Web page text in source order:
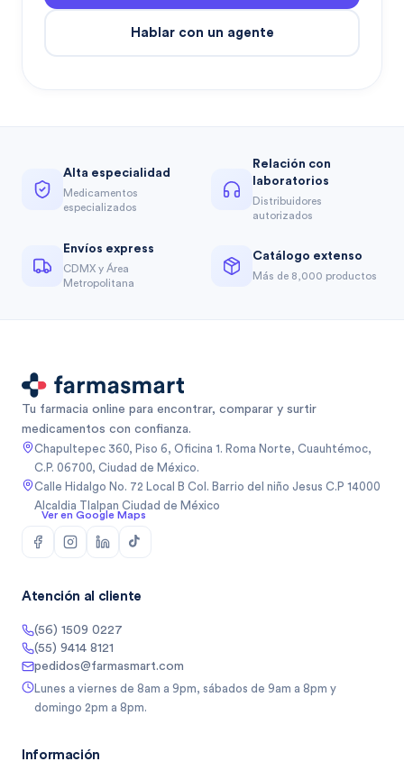
Hablar con un agente
Alta especialidad
Medicamentos
especializados
Relación con
laboratorios
Distribuidores
autorizados
Envíos express
CDMX y Área
Metropolitana
Catálogo extenso
Más de 8,000 productos
Tu farmacia online para encontrar, comparar y surtir
medicamentos con confianza.
Chapultepec 360, Piso 6, Oficina 1. Roma Norte, Cuauhtémoc,
C.P. 06700, Ciudad de México.
Calle Hidalgo No. 72 Local B Col. Barrio del niño Jesus C.P 14000
Alcaldia Tlalpan Ciudad de México
Ver en Google Maps
Atención al cliente
(56) 1509 0227
(55) 9414 8121
pedidos@farmasmart.com
Lunes a viernes de 8am a 9pm, sábados de 9am a 8pm y
domingo 2pm a 8pm.
Información